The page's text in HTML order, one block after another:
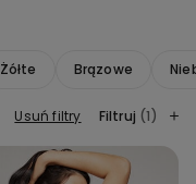
Żółte Brązowe
Usuń filtry Filtruj (1)